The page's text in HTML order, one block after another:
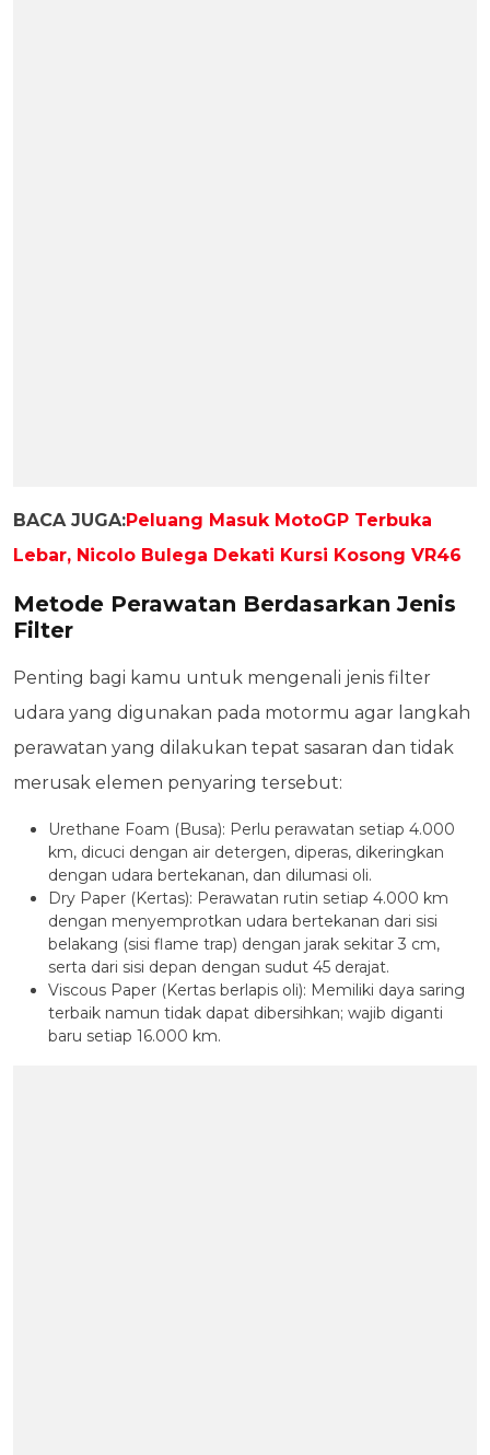
BACA JUGA:Peluang Masuk MotoGP Terbuka
Lebar, Nicolo Bulega Dekati Kursi Kosong VR46
Metode Perawatan Berdasarkan Jenis
Filter
Penting bagi kamu untuk mengenali jenis filter
udara yang digunakan pada motormu agar langkah
perawatan yang dilakukan tepat sasaran dan tidak
merusak elemen penyaring tersebut:
Urethane Foam (Busa): Perlu perawatan setiap 4.000
km, dicuci dengan air detergen, diperas, dikeringkan
dengan udara bertekanan, dan dilumasi oli.
Dry Paper (Kertas): Perawatan rutin setiap 4.000 km
dengan menyemprotkan udara bertekanan dari sisi
belakang (sisi flame trap) dengan jarak sekitar 3 cm,
serta dari sisi depan dengan sudut 45 derajat.
Viscous Paper (Kertas berlapis oli): Memiliki daya saring
terbaik namun tidak dapat dibersihkan; wajib diganti
baru setiap 16.000 km.